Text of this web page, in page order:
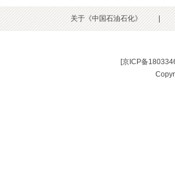
关于《中国石油石化》 |
[京ICP备